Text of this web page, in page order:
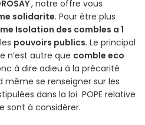
, notre offre vous
solidarite. Pour être plus
Isolation des combles a 1
pouvoirs publics. Le principal
n’est autre que comble eco
à dire adieu à la précarité
même se renseigner sur les
dans la loi POPE relative
sont à considérer.